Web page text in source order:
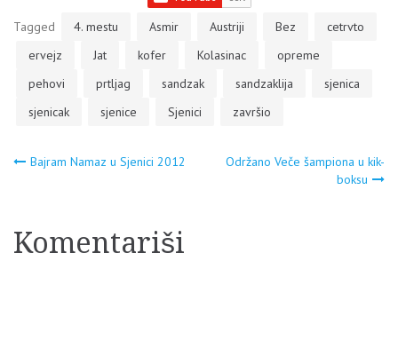
Tagged 4. mestu Asmir Austriji Bez
cetrvto
ervejz
Jat kofer Kolasinac
opreme
pehovi
prtljag sandzak sandzaklija
sjenica
sjenicak
sjenice Sjenici završio
Navigacija
Bajram Namaz u Sjenici 2012
Održano Veče šampiona u kik-
boksu
Komentariši